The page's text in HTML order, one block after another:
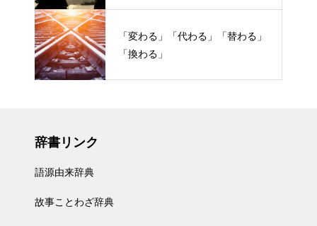
「変わる」「代わる」「替わる」
「換わる」
辞書リンク
語源由来辞典
故事ことわざ辞典